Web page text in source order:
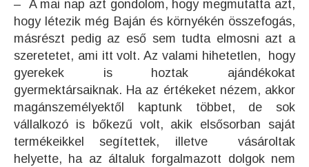
– A mai nap azt gondolom, hogy megmutatta azt,
hogy létezik még Baján és környékén összefogás,
másrészt pedig az eső sem tudta elmosni azt a
szeretetet, ami itt volt. Az valami hihetetlen, hogy
gyerekek is hoztak ajándékokat
gyermektársaiknak. Ha az értékeket nézem, akkor
magánszemélyektől kaptunk többet, de sok
vállalkozó is bőkezű volt, akik elsősorban saját
termékeikkel segítettek, illetve vásároltak
helyette, ha az általuk forgalmazott dolgok nem